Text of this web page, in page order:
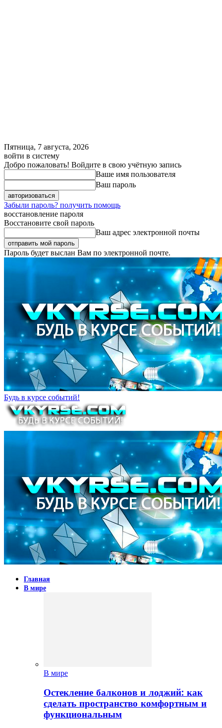
Пятница, 7 августа, 2026
войти в систему
Добро пожаловать! Войдите в свою учётную запись
Ваше имя пользователя
Ваш пароль
Забыли пароль? получить помощь
восстановление пароля
Восстановите свой пароль
Ваш адрес электронной почты
Пароль будет выслан Вам по электронной почте.
Будь в курсе событий!
Главная
В мире
В мире
Остекление балконов и лоджий: как
сделать пространство комфортным и
функциональным